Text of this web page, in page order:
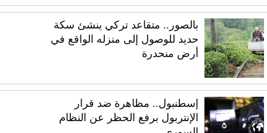
بالصور.. متقاعد تركي ينشئ سكة
حديد للوصول إلى منزله الواقع في
أرض منحدرة
إسطنبول.. مظاهرة ضد قرار
الإنتربول برفع الحظر عن النظام